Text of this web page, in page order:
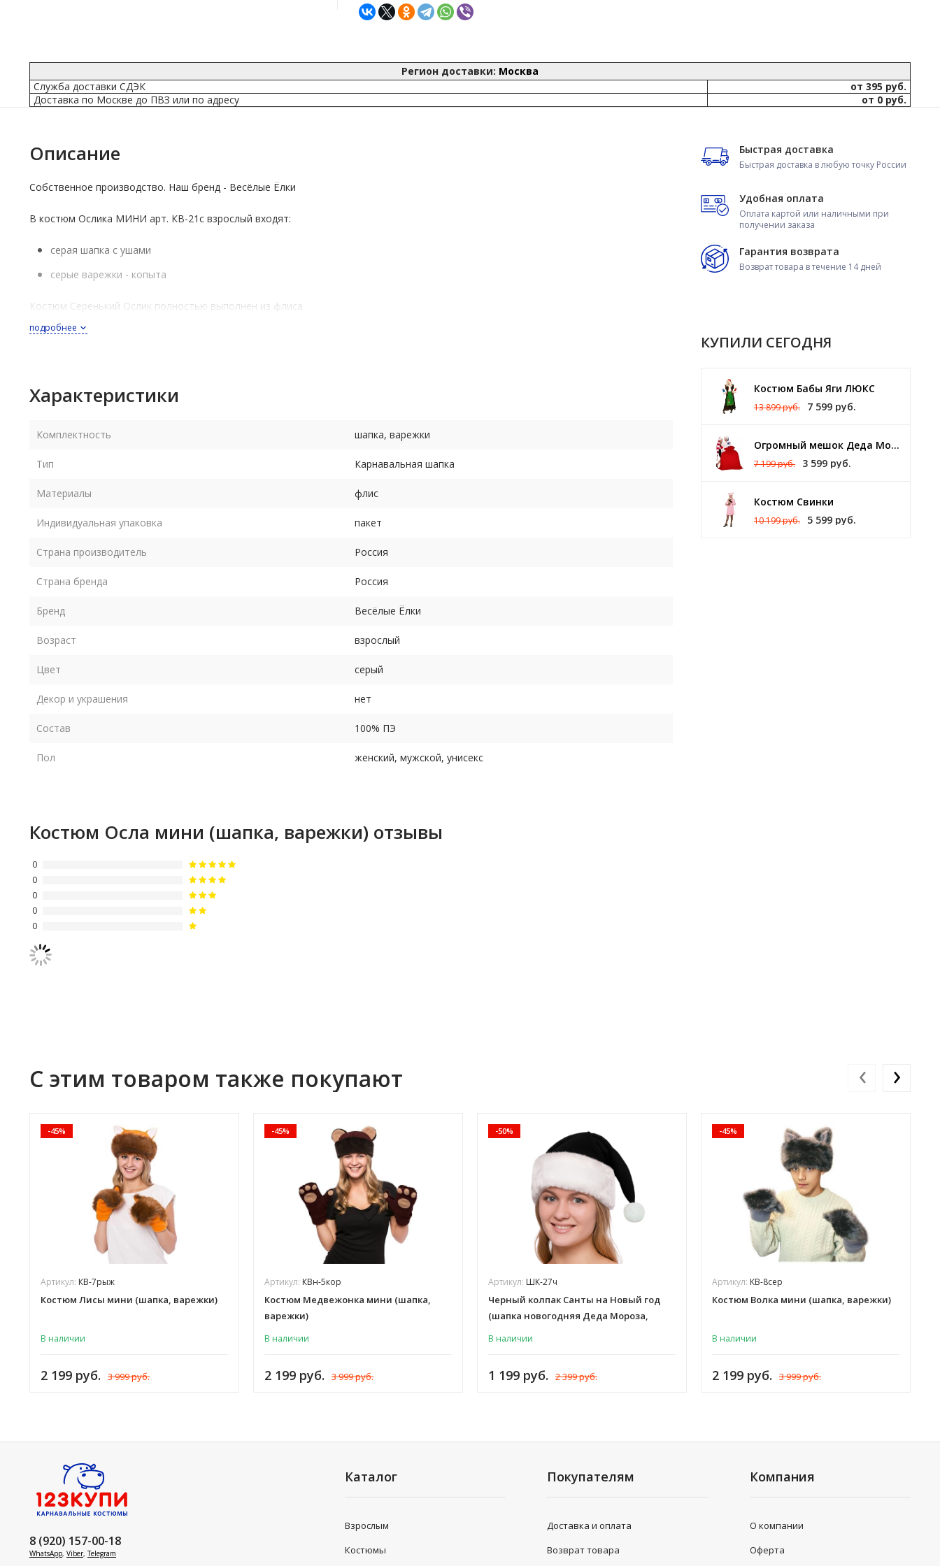
Регион доставки: Москва
Служба доставки СДЭК
от 395 руб.
Доставка по Москве до ПВЗ или по адресу
от 0 руб.
Быстрая доставка
Быстрая доставка в любую точку России
Удобная оплата
Оплата картой или наличными при
получении заказа
Гарантия возврата
Возврат товара в течение 14 дней
КУПИЛИ СЕГОДНЯ
Костюм Бабы Яги ЛЮКС
13 899 руб. 7 599 руб.
Огромный мешок Деда Мороза 140 х 150 см
7 199 руб. 3 599 руб.
Костюм Свинки
10 199 руб. 5 599 руб.
Описание
Собственное производство. Наш бренд - Весёлые Ёлки
В костюм Ослика МИНИ арт. КВ-21с взрослый входят:
серая шапка с ушами
серые варежки - копыта
Костюм Серенький Ослик полностью выполнен из флиса
МИНИ костюм Осел выпускается в размерах 58 (женский - на обхват головы 56-58 см), 60 (мужской - на обхват головы 59-61 см).
В комплекте с шапкой 58-го размера идут варежки женского размера
подробнее
Характеристики
Комплектность шапка, варежки
Тип Карнавальная шапка
Материалы флис
Индивидуальная упаковка пакет
Страна производитель Россия
Страна бренда Россия
Бренд Весёлые Ёлки
Возраст взрослый
Цвет серый
Декор и украшения нет
Состав 100% ПЭ
Пол женский, мужской, унисекс
Костюм Осла мини (шапка, варежки) отзывы
0
0
0
0
0
С этим товаром также покупают
-45%
Артикул: КВ-7рыж
Костюм Лисы мини (шапка, варежки)
В наличии
2 199 руб. 3 999 руб.
-45%
Артикул: КВн-5кор
Костюм Медвежонка мини (шапка,
варежки)
В наличии
2 199 руб. 3 999 руб.
-50%
Артикул: ШК-27ч
Черный колпак Санты на Новый год
(шапка новогодняя Деда Мороза,
В наличии
1 199 руб. 2 399 руб.
-45%
Артикул: КВ-8сер
Костюм Волка мини (шапка, варежки)
В наличии
2 199 руб. 3 999 руб.
‹ ›
8 (920) 157-00-18
WhatsApp, Viber,Telegram
Каталог
Взрослым
Костюмы
Покупателям
Доставка и оплата
Возврат товара
Компания
О компании
Оферта